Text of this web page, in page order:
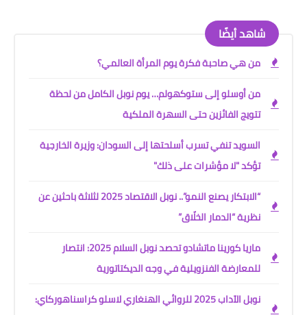
شاهد أيضًا
من هي صاحبة فكرة يوم المرأة العالمي؟
من أوسلو إلى ستوكهولم… يوم نوبل الكامل من لحظة
تتويج الفائزين حتى السهرة الملكية
السويد تنفي تسرب أسلحتها إلى السودان: وزيرة الخارجية
تؤكد "لا مؤشرات على ذلك"
“الابتكار يصنع النمو”.. نوبل الاقتصاد 2025 لثلاثة باحثين عن
نظرية “الدمار الخلّاق”
ماريا كورينا ماتشادو تحصد نوبل السلام 2025: انتصار
للمعارضة الفنزويلية في وجه الديكتاتورية
نوبل الآداب 2025 للروائي الهنغاري لاسلو كراسناهوركاي: